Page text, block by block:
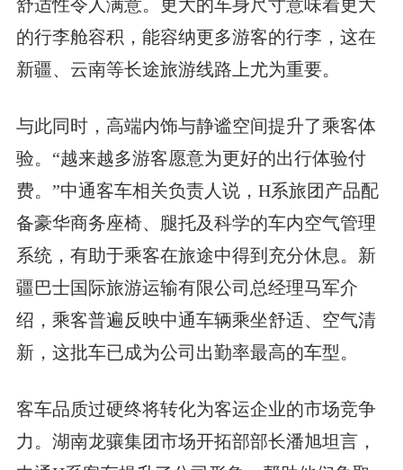
舒适性令人满意。更大的车身尺寸意味着更大
的行李舱容积，能容纳更多游客的行李，这在
新疆、云南等长途旅游线路上尤为重要。
与此同时，高端内饰与静谧空间提升了乘客体
验。“越来越多游客愿意为更好的出行体验付
费。”中通客车相关负责人说，H系旅团产品配
备豪华商务座椅、腿托及科学的车内空气管理
系统，有助于乘客在旅途中得到充分休息。新
疆巴士国际旅游运输有限公司总经理马军介
绍，乘客普遍反映中通车辆乘坐舒适、空气清
新，这批车已成为公司出勤率最高的车型。
客车品质过硬终将转化为客运企业的市场竞争
力。湖南龙骧集团市场开拓部部长潘旭坦言，